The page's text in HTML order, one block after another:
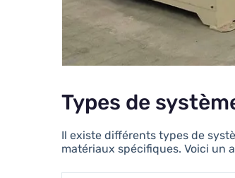
Types de
Il existe différents types de
matériaux spécifiques. Voici un